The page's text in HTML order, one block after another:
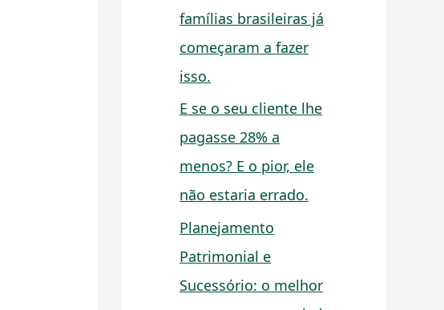
famílias brasileiras já
começaram a fazer
isso.
E se o seu cliente lhe
pagasse 28% a
menos? E o pior, ele
não estaria errado.
Planejamento
Patrimonial e
Sucessório: o melhor